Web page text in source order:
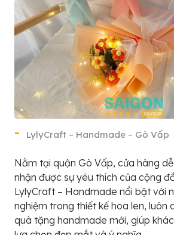
LylyCraft – Handmade – Gò Vấp
Nằm tại quận Gò Vấp, cửa hàng
nhận được sự yêu thích của cộng
LylyCraft – Handmade nổi bật với
nghiệm trong thiết kế hoa len, luôn
quà tặng handmade mới, giúp